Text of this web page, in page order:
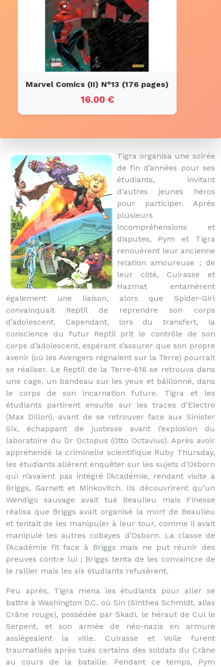
Marvel Comics (II) N°13 (176 pages)
16.00 €
Tigra organisa une soirée
de fin d’années pour ses
étudiants, invitant
d’autres jeunes héros
pour participer. Après
plusieurs
incompréhensions et
disputes, Pym et Tigra
renouèrent leur ancienne
relation amoureuse ; de
leur côté, Cuirasse et
Hazmat entamèrent
également une liaison, alors que Spider-Girl
convainquait Reptil de reprendre son corps
d’adolescent. Cependant, lors du transfert, la
conscience du futur Reptil prit le contrôle de son
corps d’adolescent, espérant s’assurer que son propre
avenir (où les Avengers régnaient sur la Terre) pourrait
se réaliser. Le Reptil de la Terre-616 se retrouva dans
une cage, un bandeau sur les yeux et bâillonné, dans
le corps de son incarnation future. Tigra et les
étudiants partirent ensuite sur les traces d’Electro
(Max Dillon), avant de se retrouver face aux Sinister
Six, échappant de justesse avant l’explosion du
laboratoire du Dr Octopus (Otto Octavius). Après avoir
appréhendé la criminelle scientifique Ruby Thursday,
les étudiants allèrent enquêter sur les sujets d’Osborn
qui n’avaient pas intégré l’Académie, rendant visite à
Briggs, Garnett et Minkovitch. Ils découvrirent qu’un
Wendigo sauvage avait tué Beaulieu mais Finesse
réalisa que Briggs avait organisé la mort de Beaulieu
et tentait de les manipuler à leur tour, comme il avait
manipulé les autres cobayes d’Osborn. La classe de
l’Académie fit face à Briggs mais ne put réunir des
preuves contre lui ; Briggs tenta de les convaincre de
le rallier mais les six étudiants refusèrent.
Peu après, Tigra mena les étudiants pour aller se
battre à Washington D.C. où Sin (Sinthea Schmidt, alias
Crâne rouge), possédée par Skadi, le héraut de Cul le
Serpent, et son armée de néo-nazis en armure
assiégeaient la ville. Cuirasse et Voile furent
traumatisés après tués certains des soldats du Crâne
au cours de la bataille. Pendant ce temps, Pym